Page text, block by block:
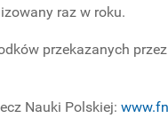
raz w roku.
przekazanych
Nauki Polskiej: